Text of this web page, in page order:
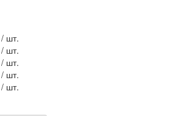
/ шт.
/ шт.
/ шт.
/ шт.
/ шт.